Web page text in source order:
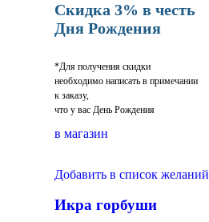
Скидка 3% в честь
Дня Рождения
*Для получения скидки
необходимо написать в примечании
к заказу,
что у вас День Рождения
в магазин
Добавить в список желаний
Икра горбуши